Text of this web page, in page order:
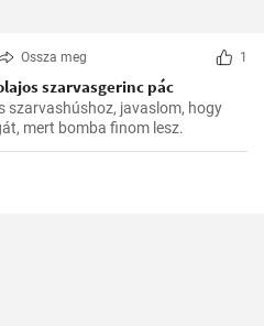
Ossza meg 1
szarvasgerinc pác
szarvashúshoz, javaslom, hogy
mert bomba finom lesz.